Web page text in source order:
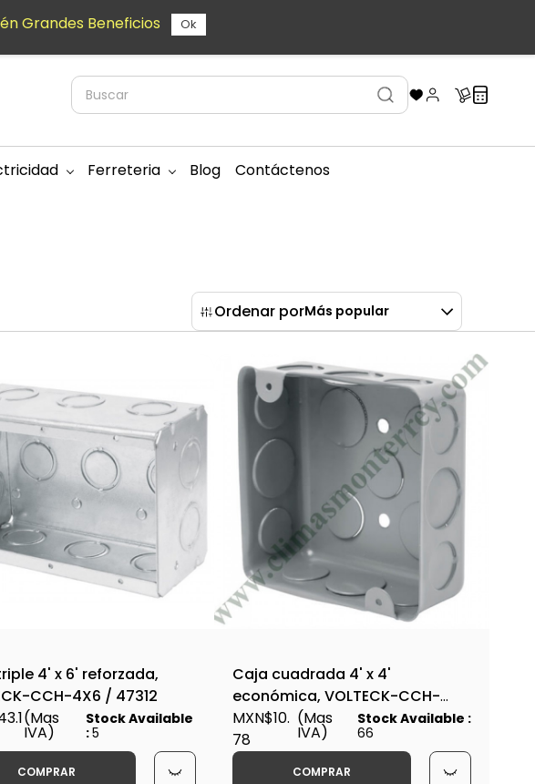
Ferreteria Blog Contáctenos
Ordenar porMás popular
4' x 6' reforzada,
CCH-4X6 / 47312
(Mas
IVA)
Stock Available
:5
COMPRAR
Caja cuadrada 4' x 4'
económica, VOLTECK-CCH-
4X4E / 45007
MXN$10.
78
(Mas
IVA)
Stock Available :
66
COMPRAR
Grandes Beneficios Ok